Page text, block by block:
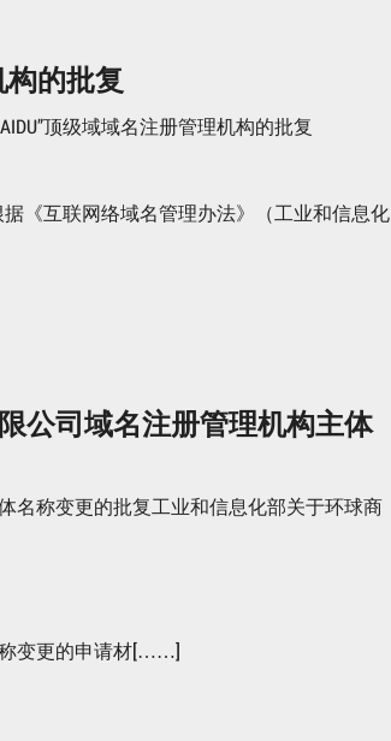
构的批复
顶级域域名注册管理机构的批复
《互联网络域名管理办法》（工业和信息化
公司域名注册管理机构主体
名称变更的批复工业和信息化部关于环球商
称变更的申请材[……]